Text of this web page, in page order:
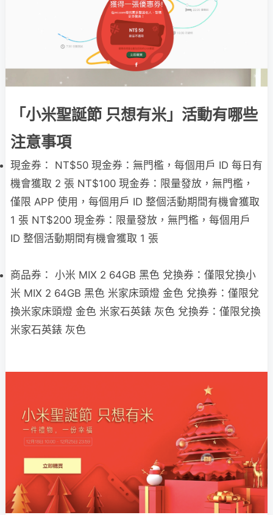
「小米聖誕節 只想有米」活動有哪些
注意事項
現金券： NT$50 現金券：無門檻，每個用戶 ID 每日有
機會獲取 2 張 NT$100 現金券：限量發放，無門檻，
僅限 APP 使用，每個用戶 ID 整個活動期間有機會獲取
1 張 NT$200 現金券：限量發放，無門檻，每個用戶
ID 整個活動期間有機會獲取 1 張
商品券： 小米 MIX 2 64GB 黑色 兌換券：僅限兌換小
米 MIX 2 64GB 黑色 米家床頭燈 金色 兌換券：僅限兌
換米家床頭燈 金色 米家石英錶 灰色 兌換券：僅限兌換
米家石英錶 灰色